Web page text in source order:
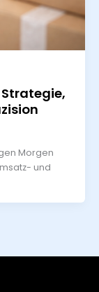
Morgen
und